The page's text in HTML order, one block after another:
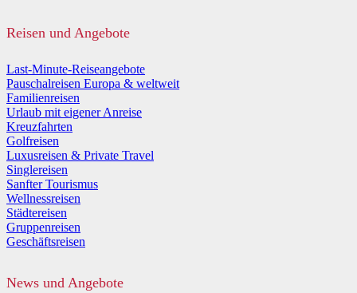
Reisen und Angebote
Last-Minute-Reiseangebote
Pauschalreisen Europa & weltweit
Familienreisen
Urlaub mit eigener Anreise
Kreuzfahrten
Golfreisen
Luxusreisen & Private Travel
Singlereisen
Sanfter Tourismus
Wellnessreisen
Städtereisen
Gruppenreisen
Geschäftsreisen
News und Angebote